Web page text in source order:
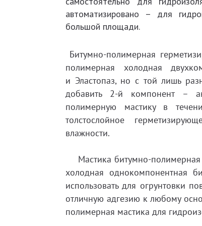
автоматизировано – для
большой площади.
Битумно-полимерная
полимерная холодная
и Эластопаз, но с той лишь
добавить 2-й компонент –
полимерную мастику в
толстослойное
влажности.
Мастика битумно-полимерная
холодная однокомпонентная
использовать для огрунтовки
отличную адгезию к любому
полимерная мастика для